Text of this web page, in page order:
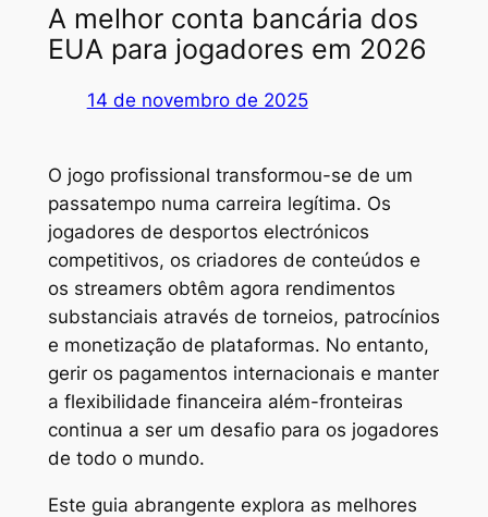
A melhor conta bancária dos
EUA para jogadores em 2026
14 de novembro de 2025
O jogo profissional transformou-se de um
passatempo numa carreira legítima. Os
jogadores de desportos electrónicos
competitivos, os criadores de conteúdos e
os streamers obtêm agora rendimentos
substanciais através de torneios, patrocínios
e monetização de plataformas. No entanto,
gerir os pagamentos internacionais e manter
a flexibilidade financeira além-fronteiras
continua a ser um desafio para os jogadores
de todo o mundo.
Este guia abrangente explora as melhores